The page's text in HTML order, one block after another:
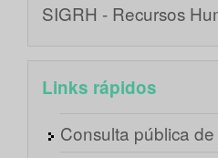
SIGRH - Recursos
Links rápidos
Consulta pública